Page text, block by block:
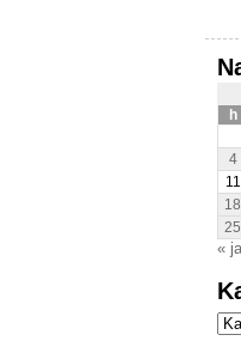
h
4
11
18
25
«